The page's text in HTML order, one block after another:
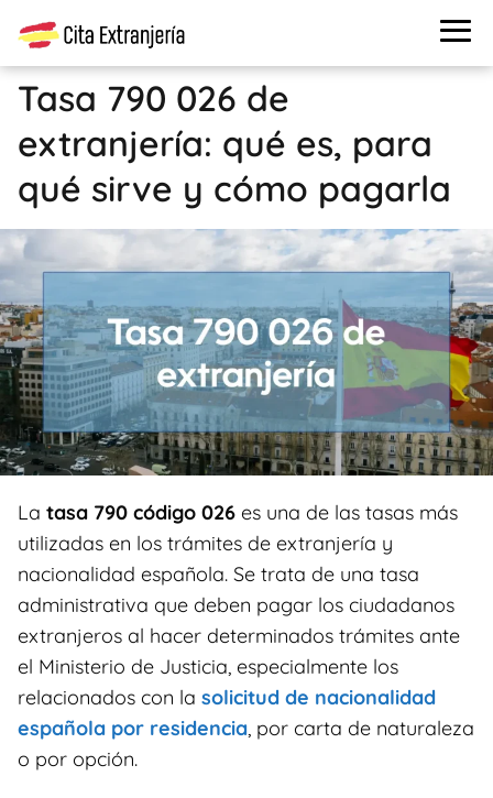
Tasa 790 026 de
extranjería: qué es, para
qué sirve y cómo pagarla
La tasa 790 código 026 es una de las tasas más
utilizadas en los trámites de extranjería y
nacionalidad española. Se trata de una tasa
administrativa que deben pagar los ciudadanos
extranjeros al hacer determinados trámites ante
el Ministerio de Justicia, especialmente los
relacionados con la solicitud de nacionalidad
española por residencia, por carta de naturaleza
o por opción.